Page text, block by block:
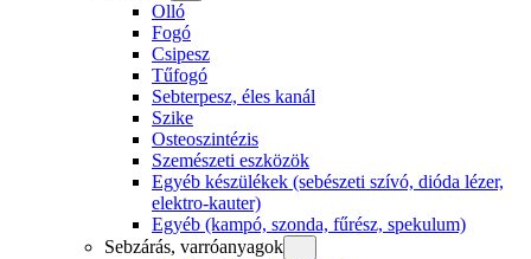
Olló
Fogó
Csipesz
Tűfogó
Sebterpesz, éles kanál
Szike
Osteoszintézis
Szemészeti eszközök
Egyéb készülékek (sebészeti szívó, dióda lézer,
elektro-kauter)
Egyéb (kampó, szonda, fűrész, spekulum)
Sebzárás, varróanyagok